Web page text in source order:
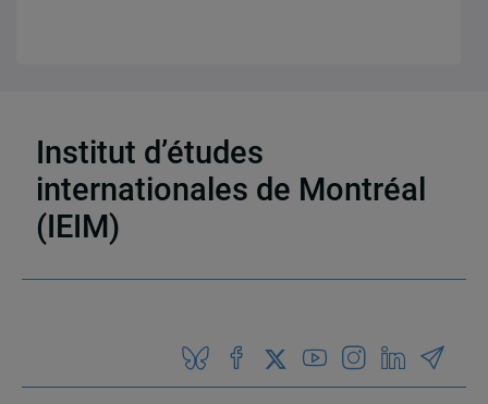
15 résultats
Institut d’études
internationales de Montréal
(IEIM)